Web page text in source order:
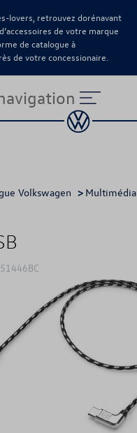
lovers, retrouvez dorénavant
de votre marque
de catalogue à
de votre concessionaire.
Volkswagen > Multimédia